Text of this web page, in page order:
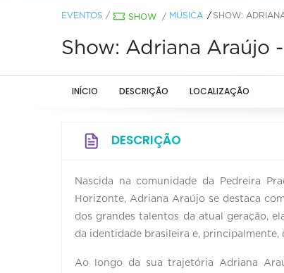
EVENTOS / SHOW / MÚSICA SHOW:
Show: Adriana Araújo
INÍCIO DESCRIÇÃO LOCALIZAÇÃO
DESCRIÇÃO
Nascida na comunidade da Pedreira
Horizonte, Adriana Araújo se destaca
dos grandes talentos da atual geração,
da identidade brasileira e,
Ao longo da sua trajetória Adriana